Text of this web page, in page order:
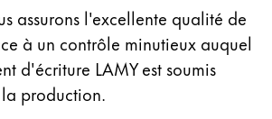
assurons l'excellente qualité de
à un contrôle minutieux auquel
d'écriture LAMY est soumis
production.